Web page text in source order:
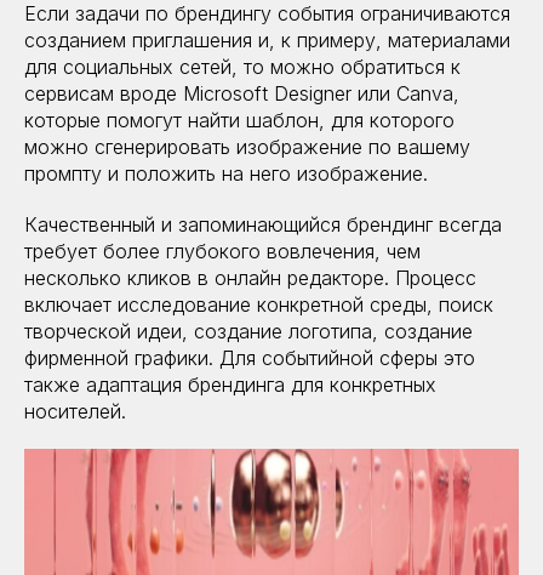
Если задачи по брендингу события ограничиваются
созданием приглашения и, к примеру, материалами
для социальных сетей, то можно обратиться к
сервисам вроде Microsoft Designer или Canva,
которые помогут найти шаблон, для которого
можно сгенерировать изображение по вашему
промпту и положить на него изображение.
Качественный и запоминающийся брендинг всегда
требует более глубокого вовлечения, чем
несколько кликов в онлайн редакторе. Процесс
включает исследование конкретной среды, поиск
творческой идеи, создание логотипа, создание
фирменной графики. Для событийной сферы это
также адаптация брендинга для конкретных
носителей.